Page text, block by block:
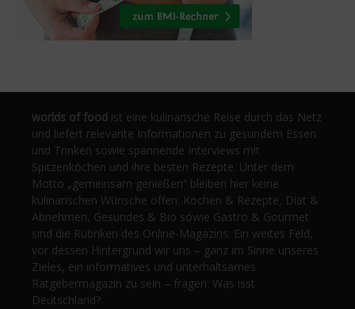
worlds of food ist eine kulinarische Reise durch das Netz
und liefert relevante Informationen zu gesundem Essen
und Trinken sowie spannende Interviews mit
Spitzenköchen und ihre besten Rezepte. Unter dem
Motto „gemeinsam genießen“ bleiben hier keine
kulinarischen Wünsche offen. Kochen & Rezepte, Diät &
Abnehmen, Gesundes & Bio sowie Gastro & Gourmet
sind die Rubriken des Online-Magazins. Ein weites Feld,
vor dessen Hintergrund wir uns – ganz im Sinne unseres
Zieles, ein informatives und unterhaltsames
Ratgebermagazin zu sein – fragen: Was isst
Deutschland?